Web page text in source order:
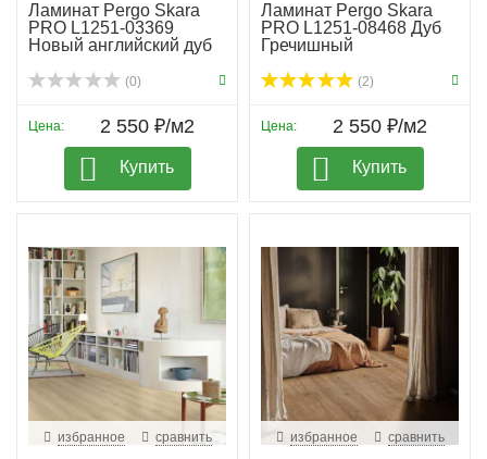
Ламинат Pergo Skara
PRO L1251-03369
Новый английский дуб
(0)
Цена: 2 550 ₽/м2
Купить
Ламинат Pergo Skara
PRO L1251-08468 Дуб
Гречишный
(2)
Цена: 2 550 ₽/м2
Купить
избранное сравнить избранное сравнить